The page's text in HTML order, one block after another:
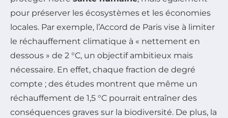
pour préserver les écosystèmes et les économies
locales. Par exemple, l’Accord de Paris vise à limiter
le réchauffement climatique à « nettement en
dessous » de 2 °C, un objectif ambitieux mais
nécessaire. En effet, chaque fraction de degré
compte ; des études montrent que même un
réchauffement de 1,5 °C pourrait entraîner des
conséquences graves sur la biodiversité. De plus, la